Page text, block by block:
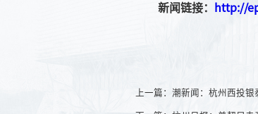
新闻链接： http://
上一篇：潮新闻：杭州西投